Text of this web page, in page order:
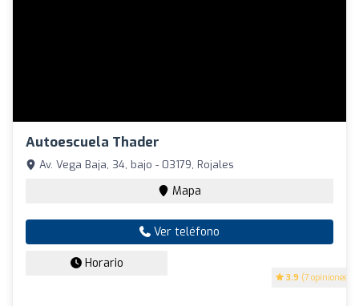
Autoescuela Thader
3.9 (7 opiniones)
Av. Vega Baja, 34, bajo - 03179, Rojales
Mapa
Ver teléfono
Horario